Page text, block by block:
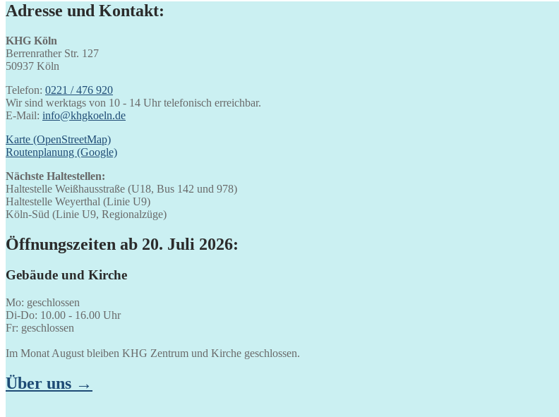
Adresse und Kontakt:
KHG Köln
Berrenrather Str. 127
50937 Köln
Telefon: 0221 / 476 920
Wir sind werktags von 10 - 14 Uhr telefonisch erreichbar.
E-Mail: info@khgkoeln.de
Karte (OpenStreetMap)
Routenplanung (Google)
Nächste Haltestellen:
Haltestelle Weißhausstraße (U18, Bus 142 und 978)
Haltestelle Weyerthal (Linie U9)
Köln-Süd (Linie U9, Regionalzüge)
Öffnungszeiten ab 20. Juli 2026:
Gebäude und Kirche
Mo: geschlossen
Di-Do: 10.00 - 16.00 Uhr
Fr: geschlossen
Im Monat August bleiben KHG Zentrum und Kirche geschlossen.
Über uns →